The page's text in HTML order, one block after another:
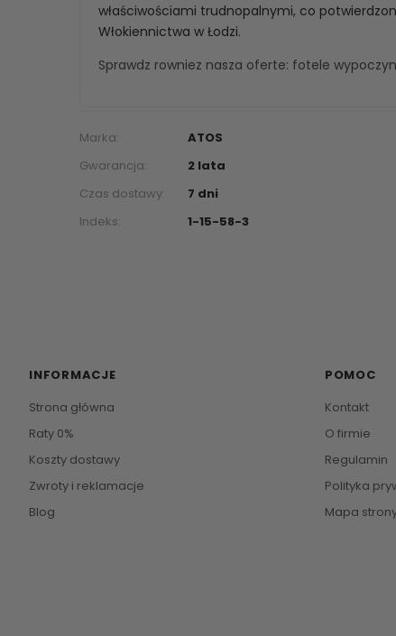
właściwościami trudnopalnymi, co
Włokiennictwa w Łodzi.
Sprawdz rowniez nasza oferte: fotele
Marka:
ATOS
Gwarancja:
2 lata
Czas dostawy:
7 dni
Indeks:
1-15-58-3
INFORMACJE
Strona główna
Raty 0%
Koszty dostawy
Zwroty i reklamacje
Blog
POMOC
Kontakt
O firmie
Regulamin
Polityka
Mapa